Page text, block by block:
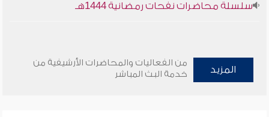
سلسلة محاضرات نفحات رمضانية 1444هـ
المزيد
من الفعاليات والمحاضرات الأرشيفية من
خدمة البث المباشر